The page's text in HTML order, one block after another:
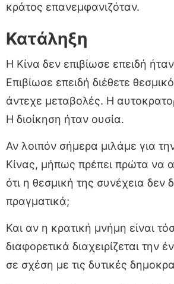
κράτος επανεμφανιζόταν.
Κατάληξη
Η Κίνα δεν επιβίωσε επειδή
Επιβίωσε επειδή διέθετε
άντεχε μεταβολές. Η
Η διοίκηση ήταν ουσία.
Αν λοιπόν σήμερα μιλάμε για
Κίνας, μήπως πρέπει πρώτα να
ότι η θεσμική της συνέχεια δεν
πραγματικά;
Και αν η κρατική μνήμη είναι
διαφορετικά διαχειρίζεται την
σε σχέση με τις δυτικές